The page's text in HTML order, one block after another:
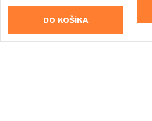
DO KOŠÍKA